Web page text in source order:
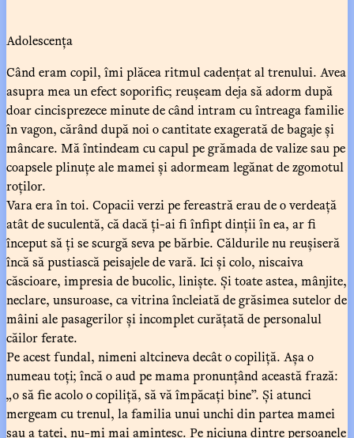
Adolescența
Când eram copil, îmi plăcea ritmul cadențat al trenului. Avea
asupra mea un efect soporific; reușeam deja să adorm după
doar cincisprezece minute de când intram cu întreaga familie
în vagon, cărând după noi o cantitate exagerată de bagaje și
mâncare. Mă întindeam cu capul pe grămada de valize sau pe
coapsele plinuțe ale mamei și adormeam legănat de zgomotul
roților.
Vara era în toi. Copacii verzi pe fereastră erau de o verdeață
atât de suculentă, că dacă ți-ai fi înfipt dinții în ea, ar fi
început să ți se scurgă seva pe bărbie. Căldurile nu reușiseră
încă să pustiască peisajele de vară. Ici și colo, niscaiva
căscioare, impresia de bucolic, liniște. Și toate astea, mânjite,
neclare, unsuroase, ca vitrina încleiată de grăsimea sutelor de
mâini ale pasagerilor și incomplet curățată de personalul
căilor ferate.
Pe acest fundal, nimeni altcineva decât o copiliță. Așa o
numeau toți; încă o aud pe mama pronunțând această frază:
„o să fie acolo o copiliță, să vă împăcați bine”. Și atunci
mergeam cu trenul, la familia unui unchi din partea mamei
sau a tatei, nu-mi mai amintesc. Pe niciuna dintre persoanele